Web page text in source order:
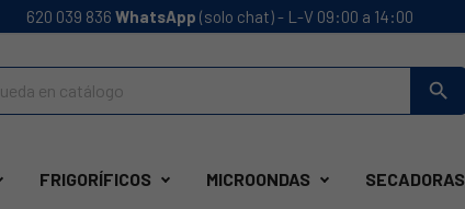
620 039 836 WhatsApp (solo chat) - L-V 09:00 a 14:00
search
FRIGORÍFICOS MICROONDAS SECADORAS